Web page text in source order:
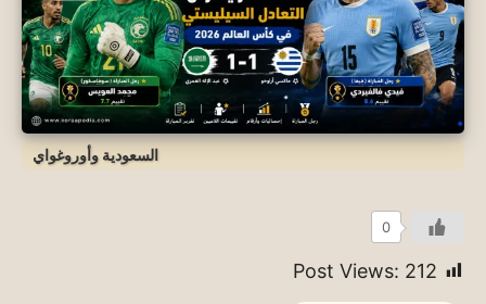
السعودية وأوروغواي
0
Post Views: 212